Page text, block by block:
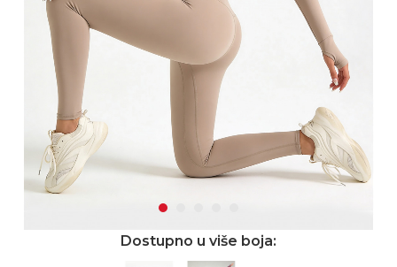
Dostupno u više boja: